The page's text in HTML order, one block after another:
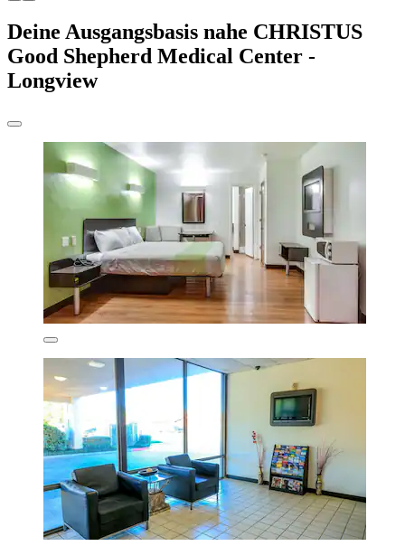
Deine Ausgangsbasis nahe CHRISTUS
Good Shepherd Medical Center -
Longview